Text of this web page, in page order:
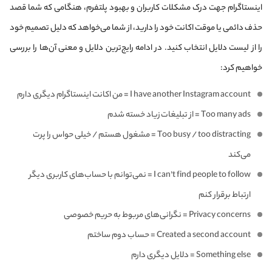
اینستاگرام جهت درک مشکلات کاربران و بهبود پلتفرم، هنگامی که شما قصد
حذف دائمی یا موقت اکانت خود را دارید، از شما می‌خواهد که دلیل تصمیم خود
را از لیست دلایل انتخاب کنید. در ادامه رایج‌ترین دلایل و معنی آن‌ها را بررسی
خواهیم کرد:
I have another Instagram account = من اکانت اینستاگرام دیگری دارم
Too many ads = از تبلیغات زیاد خسته شدم
Too busy / too distracting = مشغول هستم / خیلی حواس را پرت
می‌کند
I can’t find people to follow = نمی‌توانم با حساب‌های کاربری دیگر
ارتباط برقرار کنم
Privacy concerns = نگرانی‌های مربوط به حریم خصوصی
Created a second account = حساب دوم ساختم
Something else = دلایل دیگری دارم